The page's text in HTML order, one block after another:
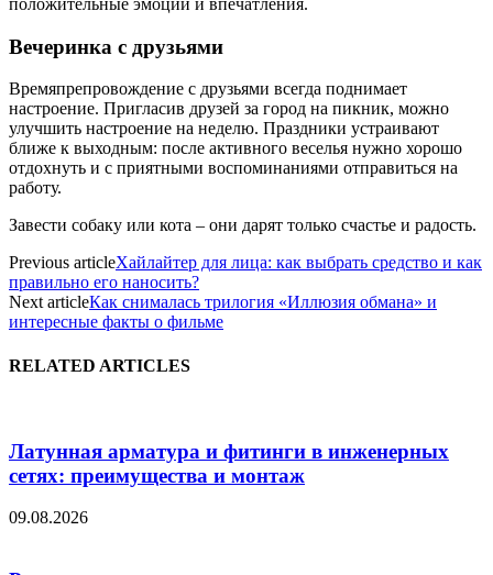
Вечеринка с друзьями
Времяпрепровождение с друзьями всегда поднимает
настроение. Пригласив друзей за город на пикник, можно
улучшить настроение на неделю. Праздники устраивают
ближе к выходным: после активного веселья нужно хорошо
отдохнуть и с приятными воспоминаниями отправиться на
работу.
Завести собаку или кота – они дарят только счастье и радость.
Previous articleХайлайтер для лица: как выбрать средство и как
правильно его наносить?
Next articleКак снималась трилогия «Иллюзия обмана» и
интересные факты о фильме
RELATED ARTICLES
Латунная арматура и фитинги в инженерных
сетях: преимущества и монтаж
09.08.2026